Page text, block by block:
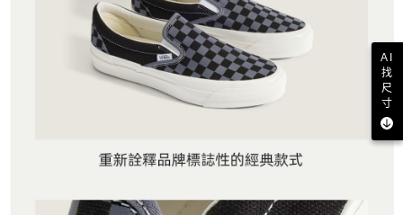
AI
找
尺
寸